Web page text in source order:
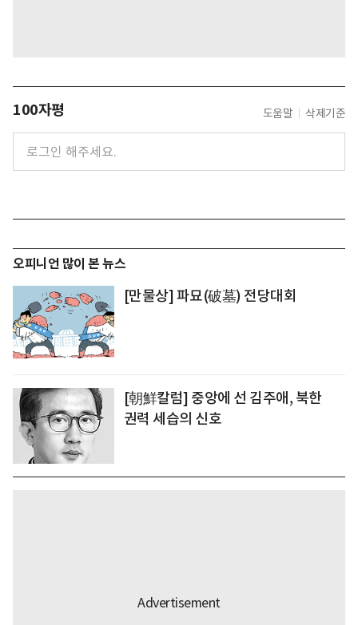
100자평 도움말 삭제기준
오피니언 많이 본 뉴스
[만물상] 파묘(破墓) 전당대회
[朝鮮칼럼] 중앙에 선 김주애, 북한
권력 세습의 신호